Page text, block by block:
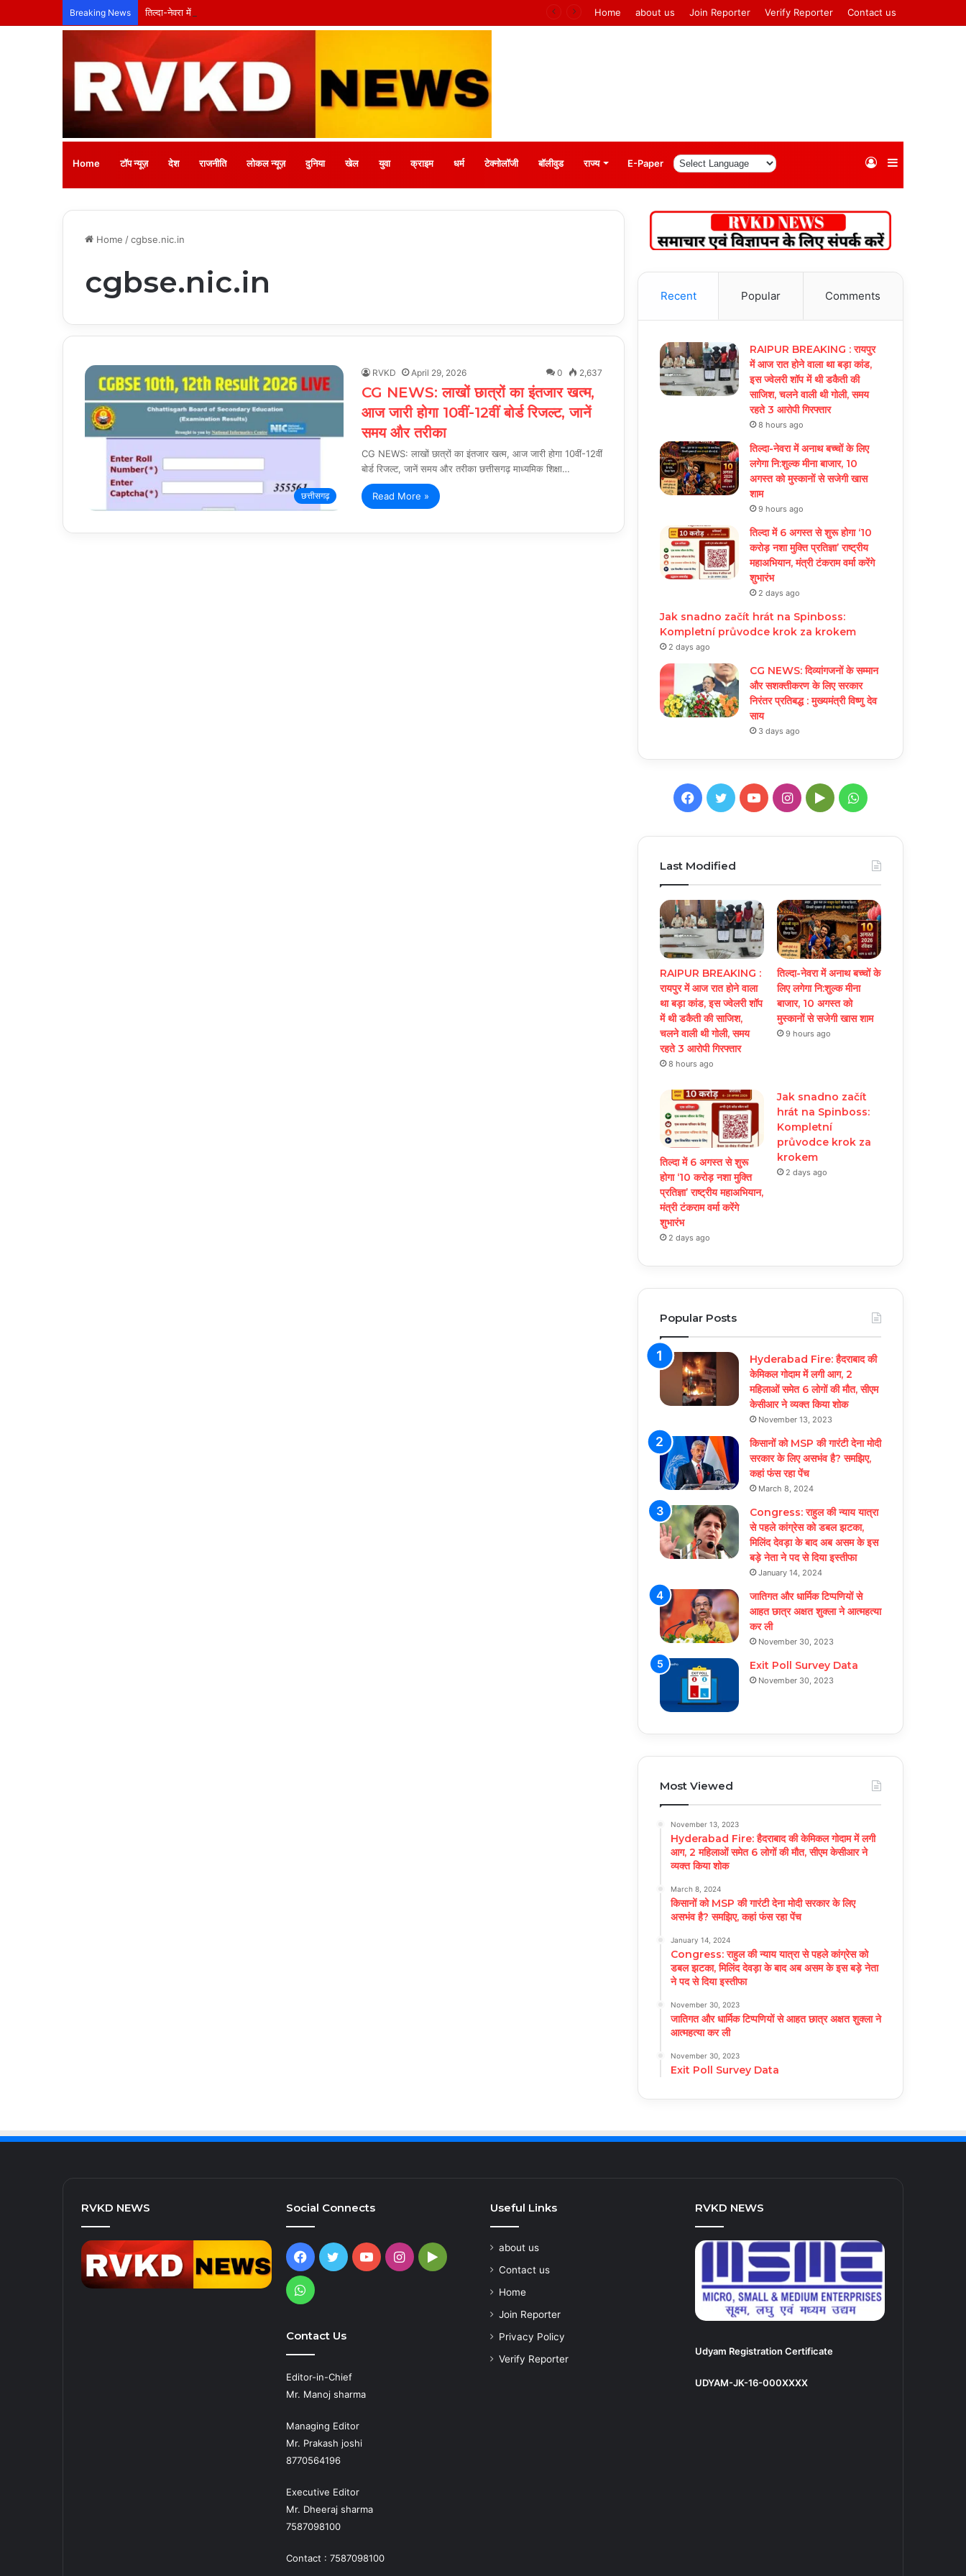
Breaking News तिल्दा-नेवरा में अनाथ बच्चों के लिए लगेगा नि:शुल्क मीना बाजार, 10 अगस्त को मुस्कानों से सजेगी खास शाम Home about us Join Reporter Verify Reporter Contact us
Home टॉप न्यूज़ देश राजनीति लोकल न्यूज़ दुनिया खेल युवा क्राइम धर्म टेक्नोलॉजी बॉलीवुड राज्य E-Paper Sidebar
Log
Home /cgbse.nic.in
cgbse.nic.in
छत्तीसगढ़
RVKD April 29, 2026 0 2,637
CG NEWS: लाखों छात्रों का इंतजार खत्म,
आज जारी होगा 10वीं-12वीं बोर्ड रिजल्ट, जानें
समय और तरीका
CG NEWS: लाखों छात्रों का इंतजार खत्म, आज जारी होगा 10वीं-12वीं
बोर्ड रिजल्ट, जानें समय और तरीका छत्तीसगढ़ माध्यमिक शिक्षा…
Read More »
Recent Popular Comments
RAIPUR BREAKING : रायपुर
में आज रात होने वाला था बड़ा कांड,
इस ज्वेलरी शॉप में थी डकैती की
साजिश, चलने वाली थी गोली, समय
रहते 3 आरोपी गिरफ्तार
8 hours ago
तिल्दा-नेवरा में अनाथ बच्चों के लिए
लगेगा नि:शुल्क मीना बाजार, 10
अगस्त को मुस्कानों से सजेगी खास
शाम
9 hours ago
तिल्दा में 6 अगस्त से शुरू होगा ‘10
करोड़ नशा मुक्ति प्रतिज्ञा’ राष्ट्रीय
महाअभियान, मंत्री टंकराम वर्मा करेंगे
शुभारंभ
2 days ago
Jak snadno začít hrát na Spinboss:
Kompletní průvodce krok za krokem
2 days ago
CG NEWS: दिव्यांगजनों के सम्मान
और सशक्तीकरण के लिए सरकार
निरंतर प्रतिबद्ध : मुख्यमंत्री विष्णु देव
साय
3 days ago
Facebook
TwitterYouTubeInstagram
GoogleWhatsApp
Last Modified
RAIPUR BREAKING :
रायपुर में आज रात होने वाला
था बड़ा कांड, इस ज्वेलरी शॉप
में थी डकैती की साजिश,
चलने वाली थी गोली, समय
रहते 3 आरोपी गिरफ्तार
8 hours ago
तिल्दा-नेवरा में अनाथ बच्चों के
लिए लगेगा नि:शुल्क मीना
बाजार, 10 अगस्त को
मुस्कानों से सजेगी खास शाम
9 hours ago
तिल्दा में 6 अगस्त से शुरू
होगा ‘10 करोड़ नशा मुक्ति
प्रतिज्ञा’ राष्ट्रीय महाअभियान,
मंत्री टंकराम वर्मा करेंगे
शुभारंभ
2 days ago
Jak snadno začít
hrát na Spinboss:
Kompletní
průvodce krok za
krokem
2 days ago
Popular Posts
Hyderabad Fire: हैदराबाद की
केमिकल गोदाम में लगी आग, 2
महिलाओं समेत 6 लोगों की मौत, सीएम
केसीआर ने व्यक्त किया शोक
November 13, 2023
किसानों को MSP की गारंटी देना मोदी
सरकार के लिए असभंव है? समझिए,
कहां फंस रहा पेंच
March 8, 2024
Congress: राहुल की न्याय यात्रा
से पहले कांग्रेस को डबल झटका,
मिलिंद देवड़ा के बाद अब असम के इस
बड़े नेता ने पद से दिया इस्तीफा
January 14, 2024
जातिगत और धार्मिक टिप्पणियों से
आहत छात्र अक्षत शुक्ला ने आत्महत्या
कर ली
November 30, 2023
Exit Poll Survey Data
November 30, 2023
Most Viewed
November 13, 2023
Hyderabad Fire: हैदराबाद की केमिकल गोदाम में लगी
आग, 2 महिलाओं समेत 6 लोगों की मौत, सीएम केसीआर ने
व्यक्त किया शोक
March 8, 2024
किसानों को MSP की गारंटी देना मोदी सरकार के लिए
असभंव है? समझिए, कहां फंस रहा पेंच
January 14, 2024
Congress: राहुल की न्याय यात्रा से पहले कांग्रेस को
डबल झटका, मिलिंद देवड़ा के बाद अब असम के इस बड़े नेता
ने पद से दिया इस्तीफा
November 30, 2023
जातिगत और धार्मिक टिप्पणियों से आहत छात्र अक्षत शुक्ला ने
आत्महत्या कर ली
November 30, 2023
Exit Poll Survey Data
RVKD NEWS Social Connects
Facebook
TwitterYouTubeInstagram
Google
WhatsApp
Contact Us
Editor-in-Chief
Mr. Manoj sharma
Managing Editor
Mr. Prakash joshi
8770564196
Executive Editor
Mr. Dheeraj sharma
7587098100
Contact : 7587098100
Useful Links
about us
Contact us
Home
Join Reporter
Privacy Policy
Verify Reporter
RVKD NEWS
Udyam Registration Certificate
UDYAM-JK-16-000XXXX